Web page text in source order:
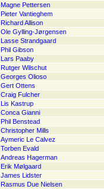
Magne Pettersen
Pieter Vantieghem
Richard Allison
Ole Gylling-Jørgensen
Lasse Strandgaard
Phil Gibson
Lars Paaby
Rutger Wilschut
Georges Olioso
Gert Ottens
Craig Fulcher
Lis Kastrup
Conca Gianni
Phil Benstead
Christopher Mills
Aymeric Le Calvez
Torben Evald
Andreas Hagerman
Erik Mølgaard
James Lidster
Rasmus Due Nielsen